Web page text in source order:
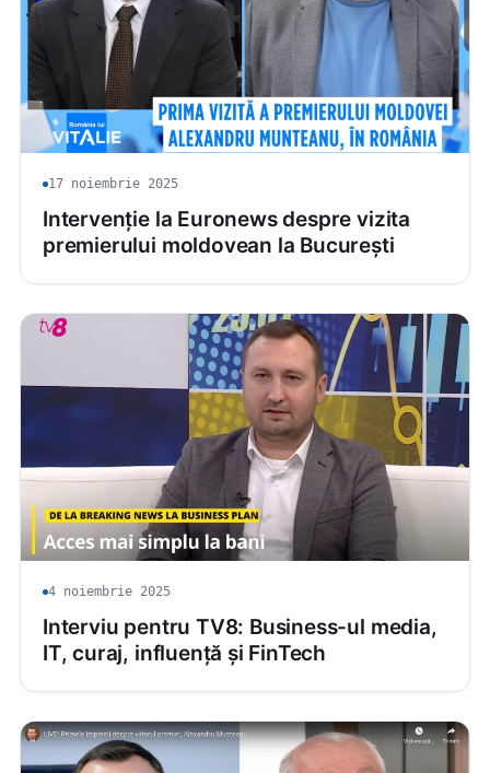
17 noiembrie 2025
Intervenție la Euronews despre vizita
premierului moldovean la București
4 noiembrie 2025
Interviu pentru TV8: Business-ul media,
IT, curaj, influență și FinTech